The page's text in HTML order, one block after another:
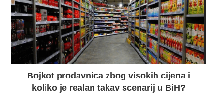
Bojkot prodavnica zbog visokih cijena i
koliko je realan takav scenarij u BiH?